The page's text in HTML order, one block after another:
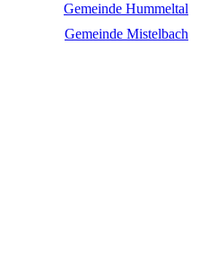
Gemeinde Hummeltal
Gemeinde Mistelbach